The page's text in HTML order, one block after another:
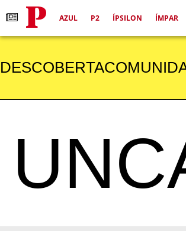
AZUL P2 ÍPSILON ÍMPAR
DESCOBERTA